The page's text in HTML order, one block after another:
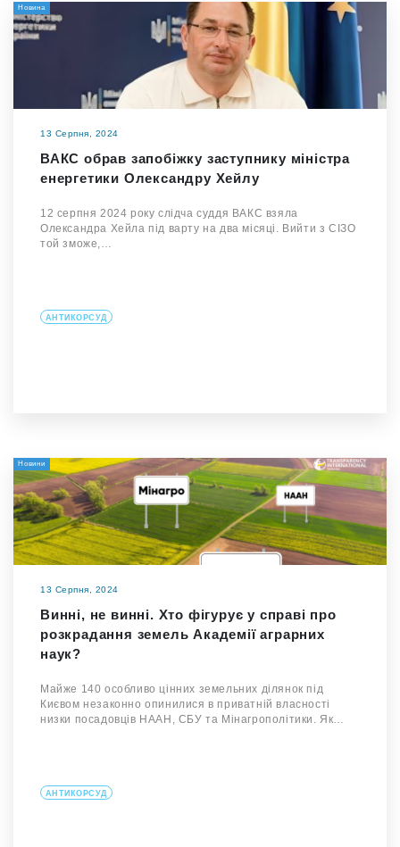
Новина
13 Серпня, 2024
ВАКС обрав запобіжку заступнику міністра
енергетики Олександру Хейлу
12 серпня 2024 року слідча суддя ВАКС взяла
Олександра Хейла під варту на два місяці. Вийти з СІЗО
той зможе,…
АНТИКОРСУД
Новини
13 Серпня, 2024
Винні, не винні. Хто фігурує у справі про
розкрадання земель Академії аграрних
наук?
Майже 140 особливо цінних земельних ділянок під
Києвом незаконно опинилися в приватній власності
низки посадовців НААН, СБУ та Мінагрополітики. Як…
АНТИКОРСУД